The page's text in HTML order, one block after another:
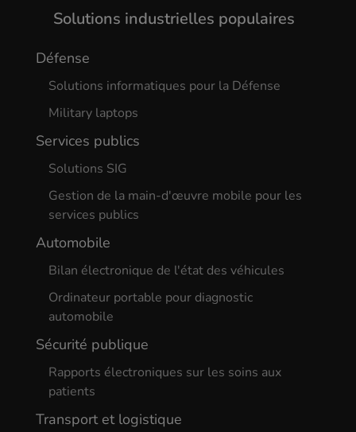
Solutions industrielles populaires
Défense
Solutions informatiques pour la Défense
Military laptops
Services publics
Solutions SIG
Gestion de la main-d'œuvre mobile pour les
services publics
Automobile
Bilan électronique de l'état des véhicules
Ordinateur portable pour diagnostic
automobile
Sécurité publique
Rapports électroniques sur les soins aux
patients
Transport et logistique